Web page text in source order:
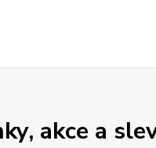
akce a